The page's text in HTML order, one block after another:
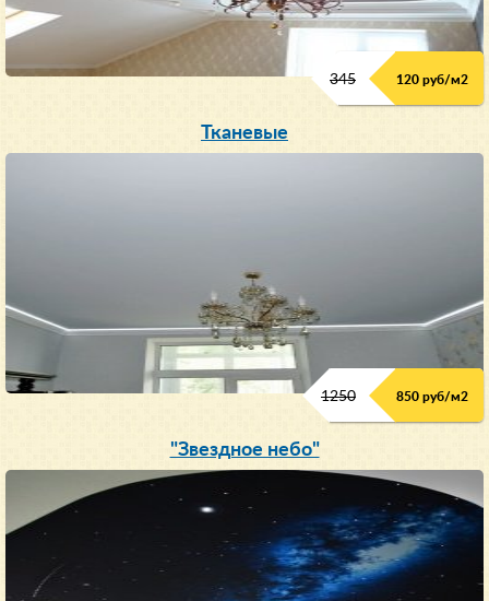
345 120 руб/м2
Тканевые
1250 850 руб/м2
"Звездное небо"